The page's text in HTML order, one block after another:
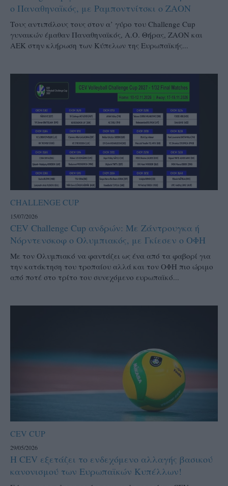
ο Παναθηναϊκός, με Ραμποντνίτσκι ο ΖΑΟΝ
Τους αντιπάλους τους στον α’ γύρο του Challenge Cup
γυναικών έμαθαν Παναθηναϊκός, Α.Ο. Θήρας, ΖΑΟΝ και
ΑΕΚ στην κλήρωση των Κύπελων της Ευρωπαϊκής...
CHALLENGE CUP
15/07/2026
CEV Challenge Cup ανδρών: Με Ζάντρουγκα ή
Νόρντενσκοφ ο Ολυμπιακός, με Γκίεσεν ο ΟΦΗ
Με τον Ολυμπιακό να φαντάζει ως ένα από τα φαβορί για
την κατάκτηση του τροπαίου αλλά και τον ΟΦΗ πιο ώριμο
από ποτέ στο τρίτο του συνεχόμενο ευρωπαϊκό...
CEV CUP
29/05/2026
Η CEV εξετάζει το ενδεχόμενο αλλαγής βασικού
κανονισμού των Ευρωπαϊκών Κυπέλλων!